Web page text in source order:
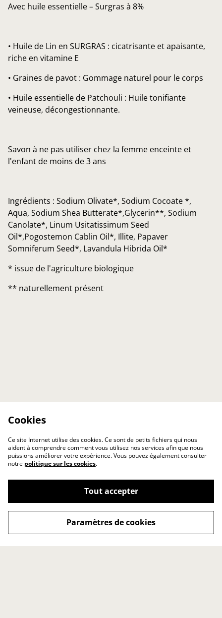
Avec huile essentielle – Surgras à 8%
• Huile de Lin en SURGRAS : cicatrisante et apaisante,
riche en vitamine E
• Graines de pavot : Gommage naturel pour le corps
• Huile essentielle de Patchouli : Huile tonifiante
veineuse, décongestionnante.
Savon à ne pas utiliser chez la femme enceinte et
l'enfant de moins de 3 ans
Ingrédients : Sodium Olivate*, Sodium Cocoate *,
Aqua, Sodium Shea Butterate*,Glycerin**, Sodium
Canolate*, Linum Usitatissimum Seed
Oil*,Pogostemon Cablin Oil*, Illite, Papaver
Somniferum Seed*, Lavandula Hibrida Oil*
* issue de l'agriculture biologique
** naturellement présent
Cookies
Ce site Internet utilise des cookies. Ce sont de petits fichiers qui nous
aident à comprendre comment vous utilisez nos services afin que nous
puissions améliorer votre expérience. Vous pouvez également consulter
notre politique sur les cookies.
Tout accepter
Paramètres de cookies